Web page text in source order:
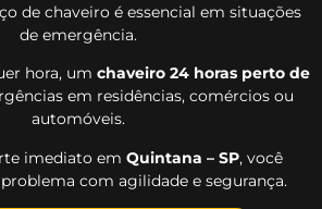
de chaveiro é essencial em situações
de emergência.
hora, um chaveiro 24 horas perto de
em residências, comércios ou
automóveis.
imediato em Quintana – SP, você
com agilidade e segurança.